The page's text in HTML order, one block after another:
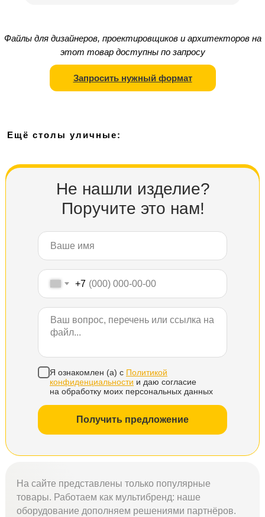
Файлы для дизайнеров, проектировщиков и архитекторов на
этот товар доступны по запросу
Запросить нужный формат
Ещё столы уличные:
Не нашли изделие?
Поручите это нам!
На сайте представлены только популярные
товары. Работаем как мультибренд: наше
оборудование дополняем решениями партнёров.
+7
Я ознакомлен (а) с Политикой
конфиденциальности и даю согласие
на обработку моих персональных данных
Получить предложение